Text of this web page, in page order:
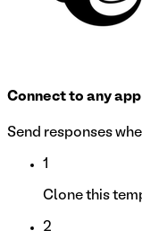
Connect to any app
Send responses
1
Clone this
2